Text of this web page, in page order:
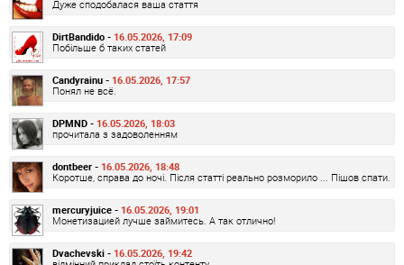
Дуже сподобалася ваша стаття
DirtBandido - 16.05.2026, 17:09
Побільше б таких статей
Candyrainu - 16.05.2026, 17:57
Понял не всё.
DPMND - 16.05.2026, 18:03
прочитала з задоволенням
dontbeer - 16.05.2026, 18:48
Коротше, справа до ночі. Після статті реально розморило ... Пішов спати.
mercuryjuice - 16.05.2026, 19:01
Монетизацией лучше займитесь. А так отлично!
Dvachevski - 16.05.2026, 19:42